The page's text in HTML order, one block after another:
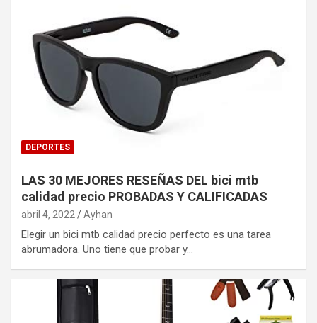
DEPORTES
LAS 30 MEJORES RESEÑAS DEL bici mtb
calidad precio PROBADAS Y CALIFICADAS
abril 4, 2022 Ayhan
Elegir un bici mtb calidad precio perfecto es una tarea
abrumadora. Uno tiene que probar y…